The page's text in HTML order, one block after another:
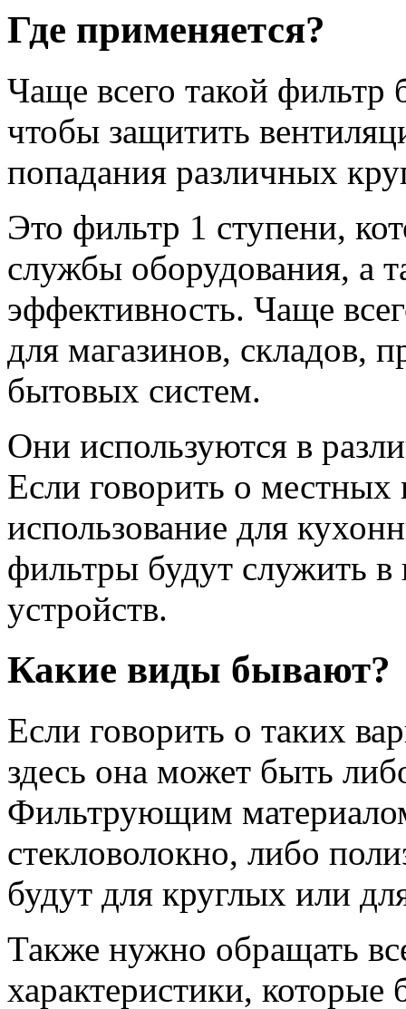
Где применяется?
Чаще всего такой фильтр
чтобы защитить
попадания различных
Это фильтр 1 ступени,
службы оборудования, а
эффективность. Чаще
для магазинов, складов,
бытовых систем.
Они используются в
Если говорить о местных
использование для
фильтры будут служить
устройств.
Какие виды бывают?
Если говорить о таких
здесь она может быть
Фильтрующим
стекловолокно, либо
будут для круглых или
Также нужно обращать
характеристики, которые